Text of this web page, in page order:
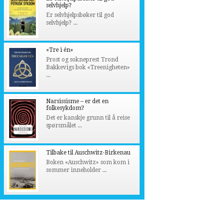
selvhjelp?
Er selvhjelpsbøker til god
selvhjelp? ...
«Tre i én»
Prost og sokneprest Trond
Bakkevigs bok «Treenigheten»
...
Narsissisme – er det en
folkesykdom?
Det er kanskje grunn til å reise
spørsmålet ...
Tilbake til Auschwitz-Birkenau
Boken «Auschwitz» som kom i
sommer inneholder ...